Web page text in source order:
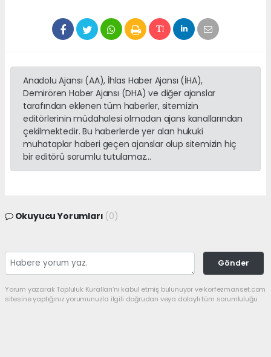
Anadolu Ajansı (AA), İhlas Haber Ajansı (İHA),
Demirören Haber Ajansı (DHA) ve diğer ajanslar
tarafından eklenen tüm haberler, sitemizin
editörlerinin müdahalesi olmadan ajans kanallarından
çekilmektedir. Bu haberlerde yer alan hukuki
muhataplar haberi geçen ajanslar olup sitemizin hiç
bir editörü sorumlu tutulamaz...
Okuyucu Yorumları (0)
Gönder
Yorum yazarak Topluluk Kuralları’nı kabul etmiş bulunuyor ve korfezmanset.com
sitesine yaptığınız yorumunuzla ilgili doğrudan veya dolaylı tüm sorumluluğu